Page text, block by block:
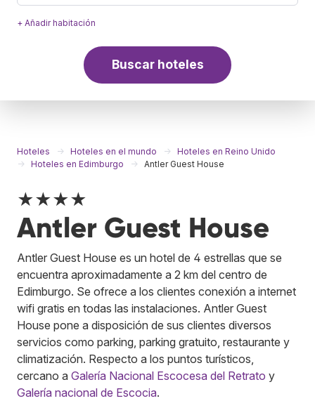
+ Añadir habitación
Buscar hoteles
Hoteles Hoteles en el mundo
Hoteles en Reino Unido
Hoteles en Edimburgo
Antler Guest House
★★★★
Antler Guest House
Antler Guest House es un hotel de 4 estrellas que se
encuentra aproximadamente a 2 km del centro de
Edimburgo. Se ofrece a los clientes conexión a internet
wifi gratis en todas las instalaciones. Antler Guest
House pone a disposición de sus clientes diversos
servicios como parking, parking gratuito, restaurante y
climatización. Respecto a los puntos turísticos,
cercano a Galería Nacional Escocesa del Retrato y
Galería nacional de Escocia.